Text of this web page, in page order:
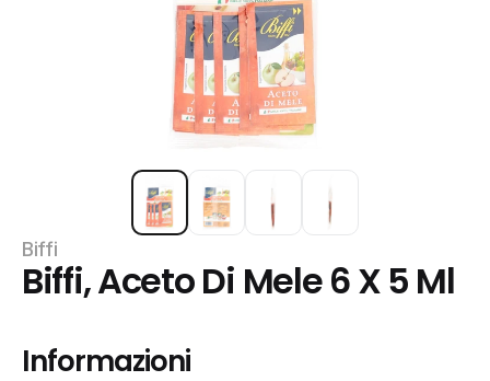
Biffi
Biffi, Aceto Di Mele 6 X 5 Ml
Informazioni